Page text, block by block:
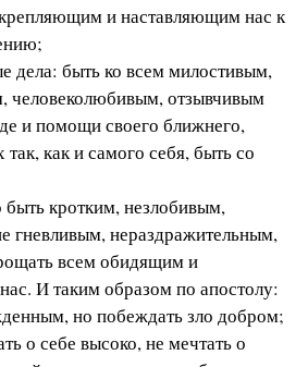
и наставляющим нас к
дела: быть ко всем милостивым,
отзывчивым
и помощи своего ближнего,
как и самого себя, быть со
быть кротким, незлобивым,
гневливым, нераздражительным,
всем обидящим и
И таким образом по апостолу:
но побеждать зло добром;
о себе высоко, не мечтать о